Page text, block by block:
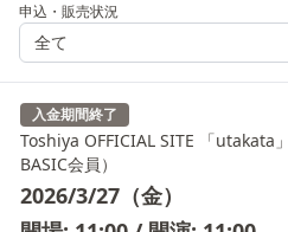
申込・販売状況
Toshiya OFFICIAL SITE 「utakata
BASIC会員）
2026/3/27（金）
入金期間終了